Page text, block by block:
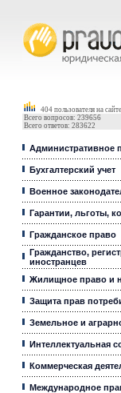
404 пользователя на сайте
Всего вопросов: 239656
Всего ответов: 283622
Административное
Бухгалтерский учет
Военное
Гарантии, льготы,
Гражданское право
Гражданство,
иностранцев
Жилищное право и
Защита прав
Земельное и
Интеллектуальная
Коммерческая
Международное